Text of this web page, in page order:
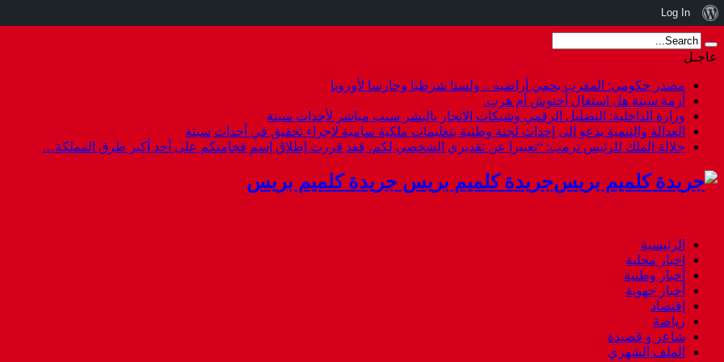
عاجـل
مصدر حكومي: المغرب يحمي أراضيه .. ولسنا شرطيا وحارسا لأوروبا
أزمة سبتة هل استقال أخنوش أم هرب.
وزارة الداخلية: التضليل الرقمي وشبكات الاتجار بالبشر سبب مباشر لأحداث سبتة
العدالة والتنمية يدعو إلى إحداث لجنة وطنية بتعليمات ملكية سامية لإجراء تحقيق في أحداث سبتة
جلالة الملك للرئيس ترمب: “تعبيرا عن تقديري الشخصي لكم، فقد قررت إطلاق إسم فخامتكم على أحد أكبر طرق المملكة…
جريدة كلميم بريس جريدة كلميم بريس
الرئيسية
اخبار محلية
أخبار وطنية
أخبار جهوية
إقتصاد
رياضة
شاعر و قصيدة
الملف الشهري
نبذة
عن
ووردبريس
Log In